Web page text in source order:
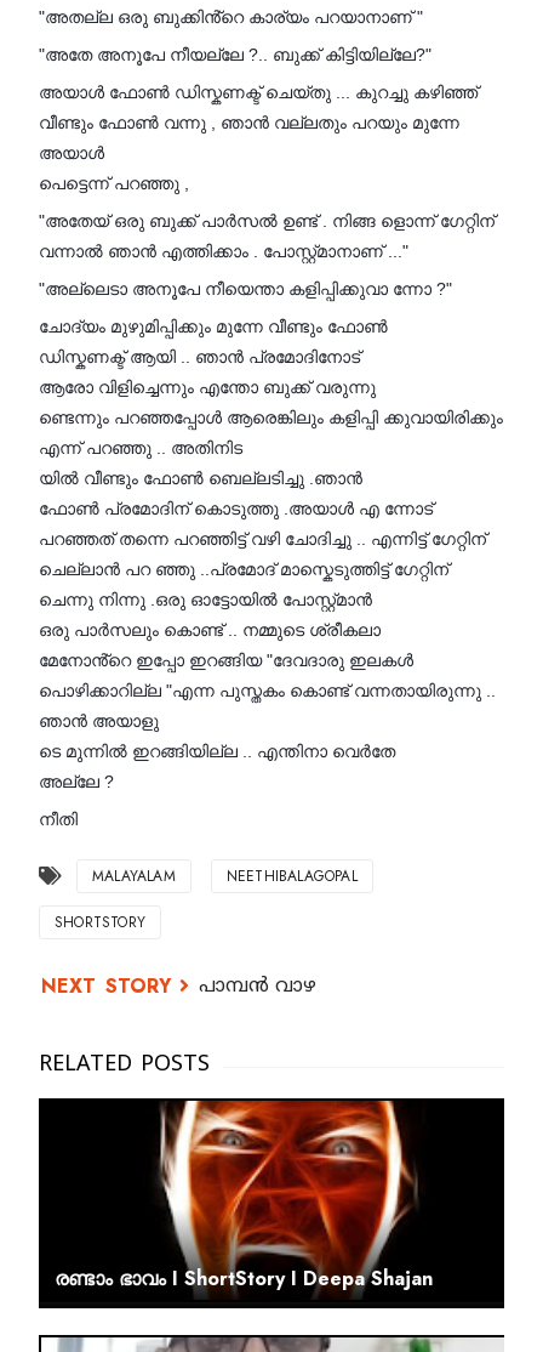
"അതല്ല ഒരു ബുക്കിൻ്റെ കാര്യം പറയാനാണ് "
"അതേ അനൂപേ നീയല്ലേ ?.. ബുക്ക് കിട്ടിയില്ലേ?"
അയാൾ ഫോൺ ഡിസ്കണക്ട് ചെയ്തു ... കുറച്ചു കഴിഞ്ഞ്
വീണ്ടും ഫോൺ വന്നു , ഞാൻ വല്ലതും പറയും മുന്നേ
അയാൾ
പെട്ടെന്ന് പറഞ്ഞു ,
"അതേയ് ഒരു ബുക്ക് പാർസൽ ഉണ്ട് . നിങ്ങ ളൊന്ന് ഗേറ്റിന്
വന്നാൽ ഞാൻ എത്തിക്കാം . പോസ്റ്റ്മാനാണ് ..."
"അല്ലെടാ അനൂപേ നീയെന്താ കളിപ്പിക്കുവാ ന്നോ ?"
ചോദ്യം മുഴുമിപ്പിക്കും മുന്നേ വീണ്ടും ഫോൺ
ഡിസ്കണക്ട് ആയി .. ഞാൻ പ്രമോദിനോട്
ആരോ വിളിച്ചെന്നും എന്തോ ബുക്ക് വരുന്നു
ണ്ടെന്നും പറഞ്ഞപ്പോൾ ആരെങ്കിലും കളിപ്പി ക്കുവായിരിക്കും
എന്ന് പറഞ്ഞു .. അതിനിട
യിൽ വീണ്ടും ഫോൺ ബെല്ലടിച്ചു .ഞാൻ
ഫോൺ പ്രമോദിന് കൊടുത്തു .അയാൾ എ ന്നോട്
പറഞ്ഞത് തന്നെ പറഞ്ഞിട്ട് വഴി ചോദിച്ചു .. എന്നിട്ട് ഗേറ്റിന്
ചെല്ലാൻ പറ ഞ്ഞു ..പ്രമോദ് മാസ്കെടുത്തിട്ട് ഗേറ്റിന്
ചെന്നു നിന്നു .ഒരു ഓട്ടോയിൽ പോസ്റ്റ്മാൻ
ഒരു പാർസലും കൊണ്ട് .. നമ്മുടെ ശ്രീകലാ
മേനോൻ്റെ ഇപ്പോ ഇറങ്ങിയ "ദേവദാരു ഇലകൾ
പൊഴിക്കാറില്ല "എന്ന പുസ്തകം കൊണ്ട് വന്നതായിരുന്നു ..
ഞാൻ അയാളു
ടെ മുന്നിൽ ഇറങ്ങിയില്ല .. എന്തിനാ വെർതേ
അല്ലേ ?
നീതി
MALAYALAM NEETHIBALAGOPAL
SHORTSTORY
പാമ്പൻ വാഴ
രണ്ടാം ഭാവം I ShortStory I Deepa Shajan